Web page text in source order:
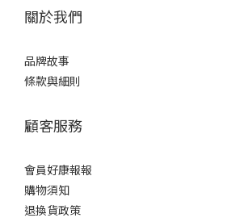
關於我們
品牌故事
條款與細則
顧客服務
會員好康報報
購物須知
退換貨政策